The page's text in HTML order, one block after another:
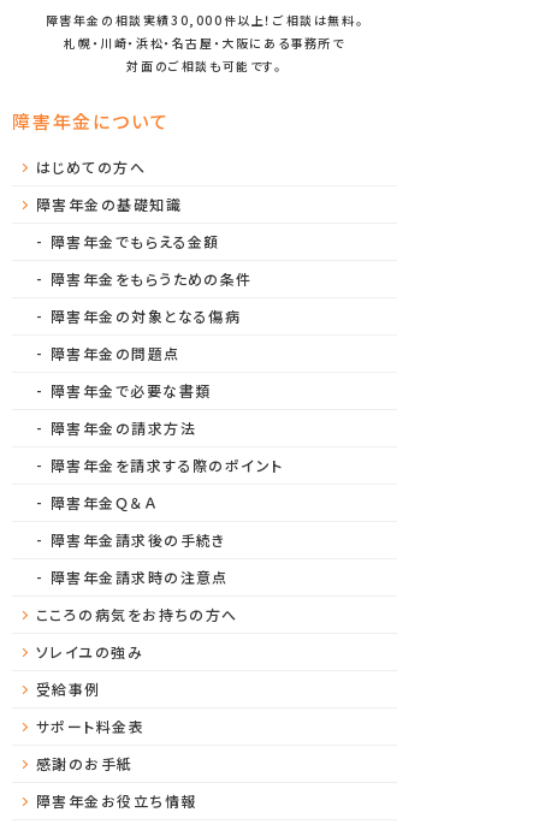
障害年金の相談実績30,000件以上！ご相談は無料。
札幌・川崎・浜松・名古屋・大阪にある事務所で
対面のご相談も可能です。
障害年金について
はじめての方へ
障害年金の基礎知識
障害年金でもらえる金額
障害年金をもらうための条件
障害年金の対象となる傷病
障害年金の問題点
障害年金で必要な書類
障害年金の請求方法
障害年金を請求する際のポイント
障害年金Ｑ＆Ａ
障害年金請求後の手続き
障害年金請求時の注意点
こころの病気をお持ちの方へ
ソレイユの強み
受給事例
サポート料金表
感謝のお手紙
障害年金お役立ち情報